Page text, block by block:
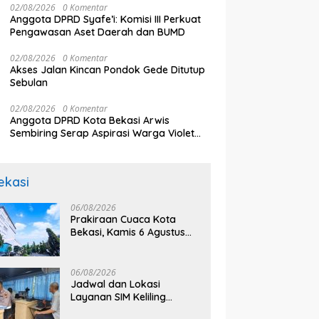
Sejumlah Tuntutan
Publik
02/08/2026 0 Komentar
Anggota DPRD Syafe’i: Komisi III Perkuat
Pengawasan Aset Daerah dan BUMD
02/08/2026 0 Komentar
Akses Jalan Kincan Pondok Gede Ditutup
Sebulan
02/08/2026 0 Komentar
Anggota DPRD Kota Bekasi Arwis
Sembiring Serap Aspirasi Warga Violet
06/08/2026
Prakiraan Cuaca Kota
Bekasi, Kamis 6 Agustus
06/08/2026
Jadwal dan Lokasi
Layanan SIM Keliling